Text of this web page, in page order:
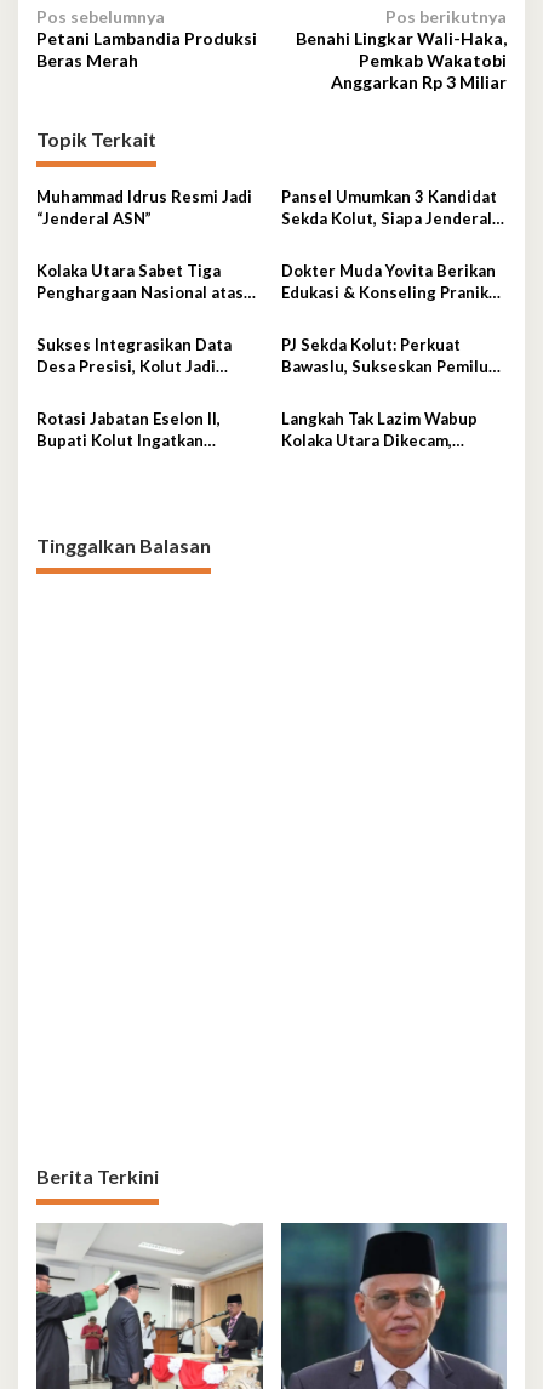
Navigasi
pos
Pos sebelumnya
Petani Lambandia Produksi
Beras Merah
Pos berikutnya
Benahi Lingkar Wali-Haka,
Pemkab Wakatobi
Anggarkan Rp 3 Miliar
Topik Terkait
Muhammad Idrus Resmi Jadi
“Jenderal ASN”
Pansel Umumkan 3 Kandidat
Sekda Kolut, Siapa Jenderal
Kolaka Utara Sabet Tiga
Penghargaan Nasional atas
Adminduk yang Gemilang
Dokter Muda Yovita Berikan
Edukasi & Konseling Pranikah
Kepada Warga Kolut
Sukses Integrasikan Data
Desa Presisi, Kolut Jadi
PJ Sekda Kolut: Perkuat
Bawaslu, Sukseskan Pemilu
Rotasi Jabatan Eselon II,
Bupati Kolut Ingatkan
Langkah Tak Lazim Wabup
Kolaka Utara Dikecam,
Tinggalkan Balasan
Berita Terkini